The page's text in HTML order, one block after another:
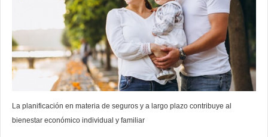
La planificación en materia de seguros y a largo plazo contribuye al
bienestar económico individual y familiar